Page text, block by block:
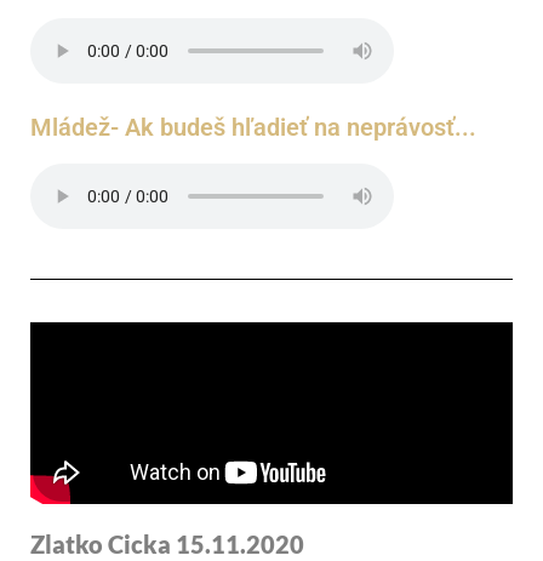
Mládež- Ak budeš hľadieť na neprávosť...
Zlatko Cicka 15.11.2020